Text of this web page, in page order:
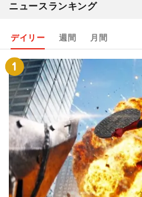
ニュースランキング
デイリー 週間 月間